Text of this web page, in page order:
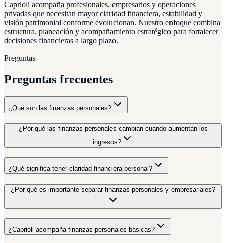
Caprioli acompaña profesionales, empresarios y operaciones
privadas que necesitan mayor claridad financiera, estabilidad y
visión patrimonial conforme evolucionan. Nuestro enfoque combina
estructura, planeación y acompañamiento estratégico para fortalecer
decisiones financieras a largo plazo.
Preguntas
Preguntas frecuentes
¿Qué son las finanzas personales?
¿Por qué las finanzas personales cambian cuando aumentan los
ingresos?
¿Qué significa tener claridad financiera personal?
¿Por qué es importante separar finanzas personales y empresariales?
¿Caprioli acompaña finanzas personales básicas?